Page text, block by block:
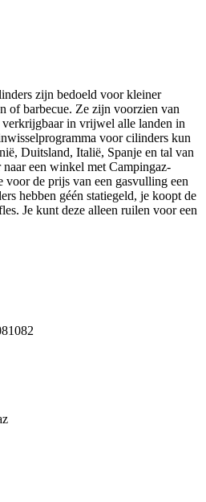
zijn bedoeld voor kleiner
of barbecue. Ze zijn voorzien van
in vrijwel alle landen in
voor cilinders kun
Duitsland, Italië, Spanje en tal van
een winkel met Campingaz-
voor de prijs van een gasvulling een
hebben géén statiegeld, je koopt de
Je kunt deze alleen ruilen voor een